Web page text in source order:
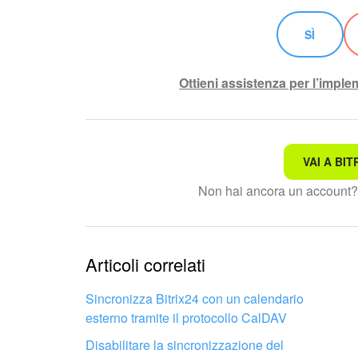
SÌ
Ottieni assistenza per
Non è quello che sto
Troppo breve, ho bisogno
Non mi soddisfa come
VAI A
Non hai ancora un account?
Articoli correlati
Sincronizza Bitrix24 con un calendario
esterno tramite il protocollo CalDAV
Disabilitare la sincronizzazione del